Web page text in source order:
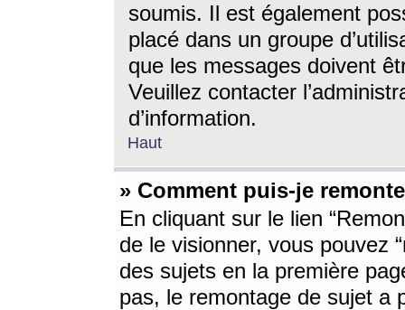
soumis. Il est également
placé dans un groupe
que les messages doivent
Veuillez contacter
d’information.
Haut
» Comment puis-je
En cliquant sur le lien
de le visionner, vous pouvez
des sujets en la première
pas, le remontage de sujet a